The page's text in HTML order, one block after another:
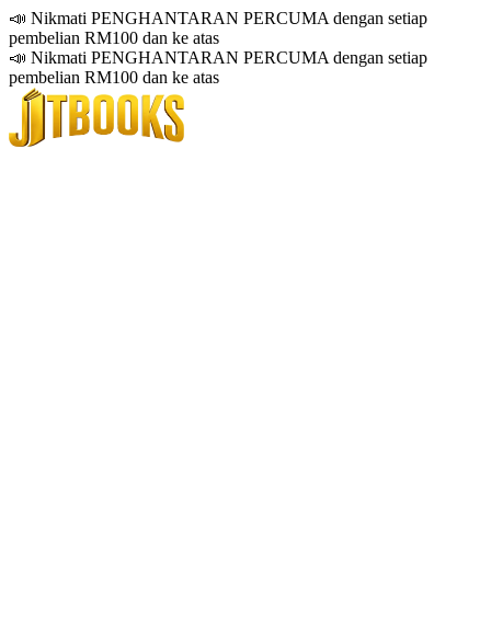
📣 Nikmati PENGHANTARAN PERCUMA dengan setiap
pembelian RM100 dan ke atas
📣 Nikmati PENGHANTARAN PERCUMA dengan setiap
pembelian RM100 dan ke atas